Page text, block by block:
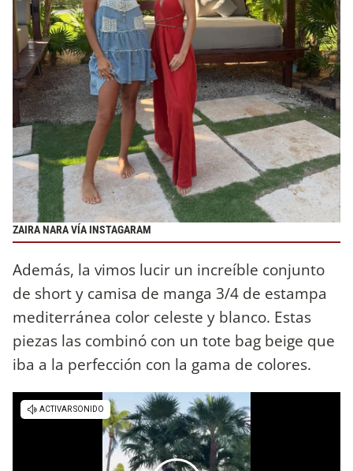
ZAIRA NARA VÍA INSTAGARAM
Además, la vimos lucir un increíble conjunto
de short y camisa de manga 3/4 de estampa
mediterránea color celeste y blanco. Estas
piezas las combinó con un tote bag beige que
iba a la perfección con la gama de colores.